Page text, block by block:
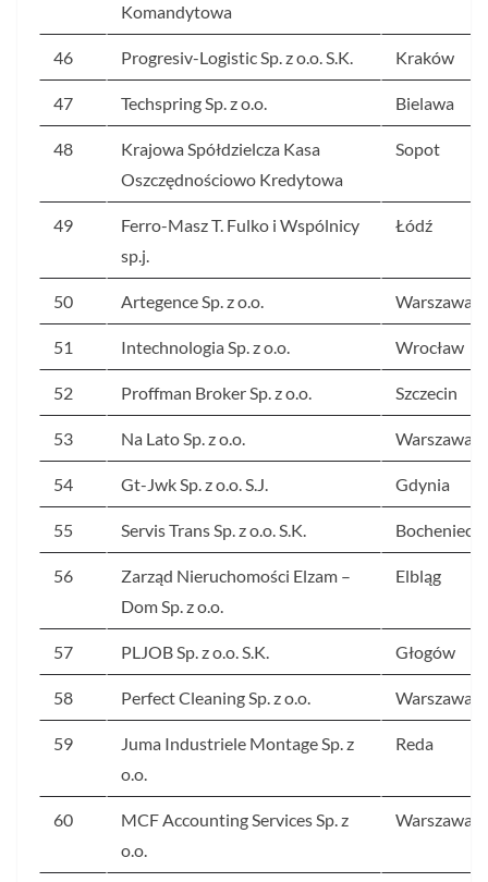
Komandytowa
46 Progresiv-Logistic Sp. z o.o. S.K. Kraków
47 Techspring Sp. z o.o. Bielawa
48
Krajowa Spółdzielcza Kasa
Oszczędnościowo Kredytowa
Sopot
49
Ferro-Masz T. Fulko i Wspólnicy
sp.j.
Łódź
50 Artegence Sp. z o.o. Warszawa
51 Intechnologia Sp. z o.o. Wrocław
52 Proffman Broker Sp. z o.o. Szczecin
53 Na Lato Sp. z o.o. Warszawa
54 Gt-Jwk Sp. z o.o. S.J. Gdynia
55 Servis Trans Sp. z o.o. S.K. Bocheniec
56
Zarząd Nieruchomości Elzam –
Dom Sp. z o.o.
Elbląg
57 PLJOB Sp. z o.o. S.K. Głogów
58 Perfect Cleaning Sp. z o.o. Warszawa
59
Juma Industriele Montage Sp. z
o.o.
Reda
60
MCF Accounting Services Sp. z
o.o.
Warszawa